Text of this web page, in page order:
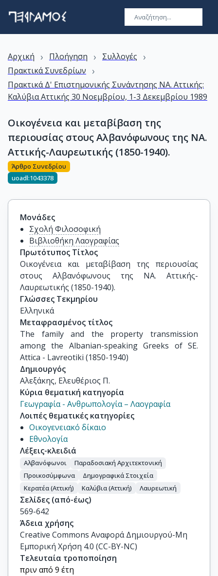
Αρχική › Πλοήγηση › Συλλογές ›
Πρακτικά Συνεδρίων ›
Πρακτικά Δ' Επιστημονικής Συνάντησης ΝΑ. Αττικής:
Καλύβια Αττικής 30 Νοεμβρίου, 1-3 Δεκεμβρίου 1989
Οικογένεια και μεταβίβαση της
περιουσίας στους Αλβανόφωνους της ΝΑ.
Αττικής-Λαυρεωτικής (1850-1940).
Άρθρο Συνεδρίου
uoadl:1043378
Μονάδες
Σχολή Φιλοσοφική
Βιβλιοθήκη Λαογραφίας
Πρωτότυπος Τίτλος
Οικογένεια και μεταβίβαση της περιουσίας
στους Αλβανόφωνους της ΝΑ. Αττικής-
Λαυρεωτικής (1850-1940).
Γλώσσες Τεκμηρίου
Ελληνικά
Μεταφρασμένος τίτλος
The family and the property transmission
among the Albanian-speaking Greeks of SE.
Attica - Lavreotiki (1850-1940)
Δημιουργός
Αλεξάκης, Ελευθέριος Π.
Κύρια θεματική κατηγορία
Γεωγραφία - Ανθρωπολογία – Λαογραφία
Λοιπές θεματικές κατηγορίες
Οικογενειακό δίκαιο
Εθνολογία
Λέξεις-κλειδιά
Αλβανόφωνοι
Παραδοσιακή Αρχιτεκτονική
Προικοσύμφωνα
Δημογραφικά Στοιχεία
Κερατέα (Αττική)
Καλύβια (Αττική) Λαυρεωτική
Σελίδες (από-έως)
569-642
Άδεια χρήσης
Creative Commons Αναφορά Δημιουργού-Μη
Εμπορική Χρήση 4.0 (CC-BY-NC)
Τελευταία τροποποίηση
πριν από 9 έτη